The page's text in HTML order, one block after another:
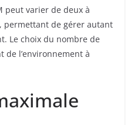
peut varier de deux à
permettant de gérer autant
Le choix du nombre de
l’environnement à